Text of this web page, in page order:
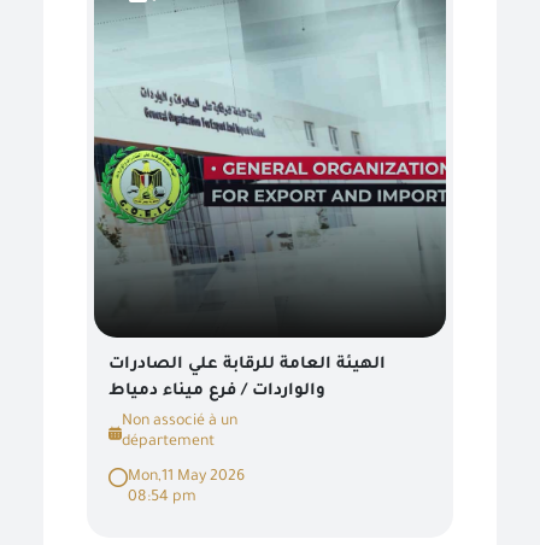
الهيئة العامة للرقابة علي الصادرات
والواردات / فرع ميناء دمياط
Non associé à un
département
Mon,11 May 2026
08:54 pm